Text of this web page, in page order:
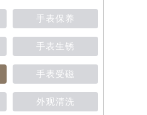
手表保养
手表生锈
手表受磁
外观清洗